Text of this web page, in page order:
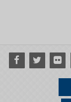
Facebook
Twitter Flickr